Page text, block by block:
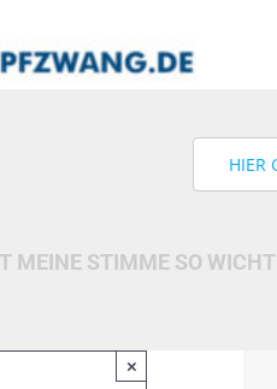
HIER
MEINE STIMME SO
×